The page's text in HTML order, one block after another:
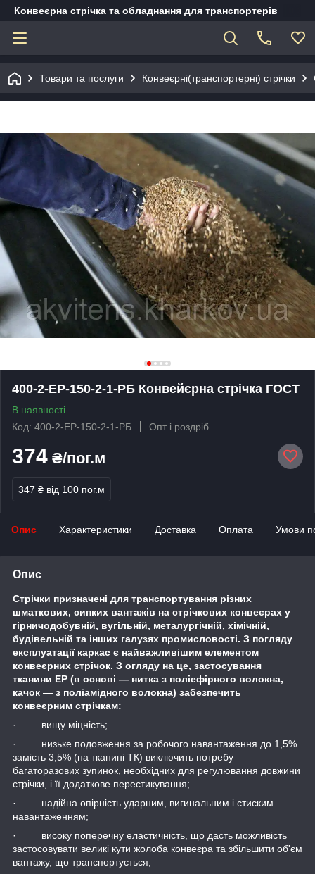
Конвеєрна стрічка та обладнання для транспортерів
Товари та послуги Конвеєрні(транспортерні) стрічки
400-2-ЕР-150-2-1-РБ Конвейєрна стрічка ГОСТ
В наявності
Код: 400-2-ЕР-150-2-1-РБ
Опт і роздріб
374 ₴/пог.м
347 ₴ від 100 пог.м
Опис Характеристики Доставка Оплата Умови
Опис
Стрічки призначені для транспортування різних
шматкових, сипких вантажів на стрічкових конвеєрах у
гірничодобувній, вугільній, металургічній, хімічній,
будівельній та інших галузях промисловості. З погляду
експлуатації каркас є найважливішим елементом
конвеєрних стрічок. З огляду на це, застосування
тканини ЕР (в основі — нитка з поліефірного волокна,
качок — з поліамідного волокна) забезпечить
конвеєрним стрічкам:
· вищу міцність;
· низьке подовження за робочого навантаження до 1,5%
замість 3,5% (на тканині ТК) виключить потребу
багаторазових зупинок, необхідних для регулювання довжини
стрічки, і її додаткове перестикування;
· надійна опірність ударним, вигинальним і стиским
навантаженням;
· високу поперечну еластичність, що дасть можливість
застосовувати великі кути жолоба конвеєра та збільшити об'єм
вантажу, що транспортується;